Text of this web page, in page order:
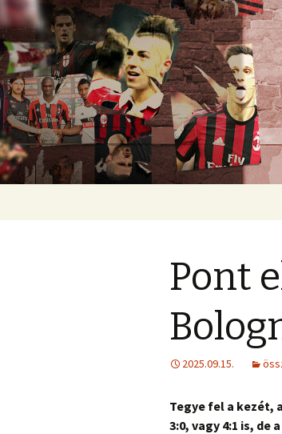
diavoli
Romokban heverő
Pont
2025.09.15.
Tegye fel a kezét,
3:0, vagy 4:1 is,